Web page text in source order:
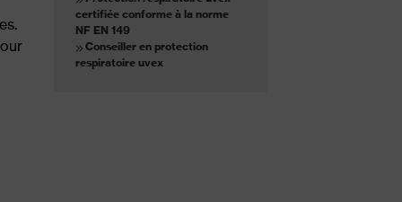
certifiée conforme à la norme
NF EN 149
Conseiller en protection
respiratoire uvex